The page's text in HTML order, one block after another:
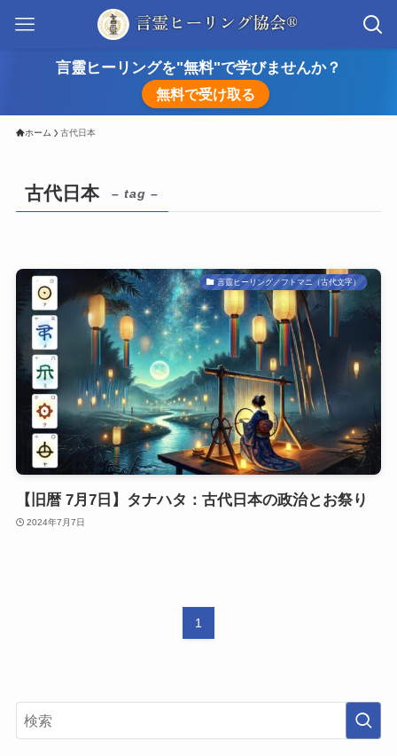
言靈ヒーリングを"無料"で学びませんか？
無料で受け取る
ホーム 古代日本
古代日本 – tag –
言靈ヒーリング／フトマニ（古代文字）
【旧暦 7月7日】タナハタ：古代日本の政治とお祭り
2024年7月7日
1